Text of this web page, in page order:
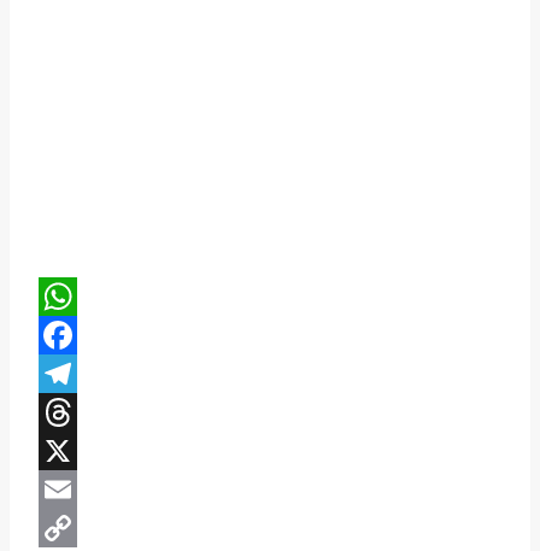
WhatsApp
Facebook
Telegram
Threads
X
Email